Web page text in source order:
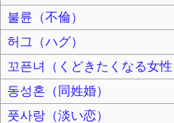
불륜（不倫）
허그（ハグ）
꼬픈녀（くどきたくなる女性
동성혼（同姓婚）
풋사랑（淡い恋）